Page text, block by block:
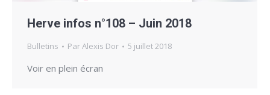
Herve infos n°108 – Juin 2018
Bulletins ParAlexis Dor 5 juillet 2018
Voir en plein écran